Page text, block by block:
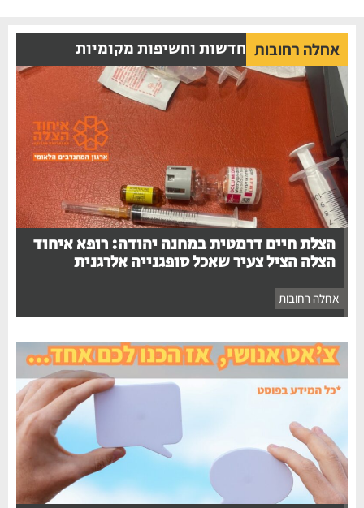
אחלה רחובות חדשות וחשיפות מקומיות
הצלת חיים דרמטית במחנה יהודה: רופא איחוד
הצלה הציל צעיר שאכל סופגנייה אלרגנית
אחלה רחובות